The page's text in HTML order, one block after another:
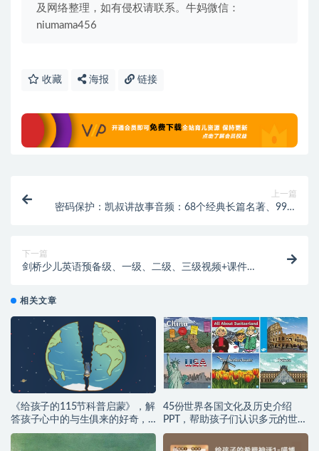
及网络整理，如有侵权请联系。牛妈微信：
niumama456
收藏 海报 链接
上一篇
密码保护：凯叔讲故事音频：68个经典长篇名著、99个
下一篇
剑桥少儿英语预备级、一级、二级、三级视频+课件合
相关文章
《给孩子的115节科普启蒙》，解
答孩子心中的与生俱来的好奇，
运转大脑、积极思考
45份世界各国文化及历史介绍
PPT，帮助孩子们认识多元的世
界！